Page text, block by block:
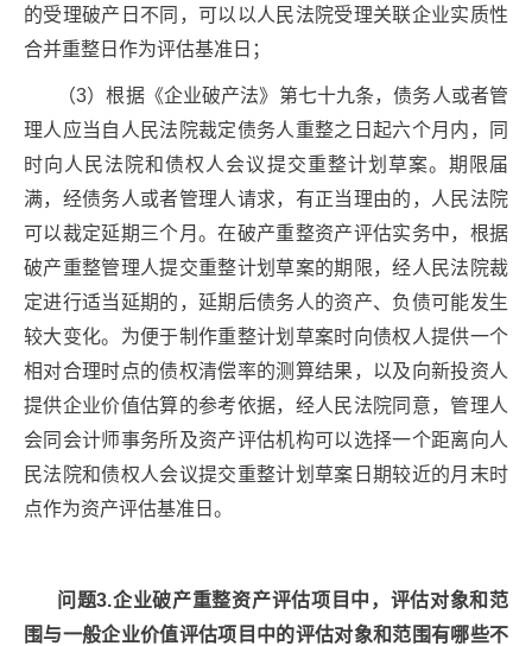
的受理破产日不同，可以以人民法院受理关联企业实质性
合并重整日作为评估基准日；
（3）根据《企业破产法》第七十九条，债务人或者管
理人应当自人民法院裁定债务人重整之日起六个月内，同
时向人民法院和债权人会议提交重整计划草案。期限届
满，经债务人或者管理人请求，有正当理由的，人民法院
可以裁定延期三个月。在破产重整资产评估实务中，根据
破产重整管理人提交重整计划草案的期限，经人民法院裁
定进行适当延期的，延期后债务人的资产、负债可能发生
较大变化。为便于制作重整计划草案时向债权人提供一个
相对合理时点的债权清偿率的测算结果，以及向新投资人
提供企业价值估算的参考依据，经人民法院同意，管理人
会同会计师事务所及资产评估机构可以选择一个距离向人
民法院和债权人会议提交重整计划草案日期较近的月末时
点作为资产评估基准日。
问题3.企业破产重整资产评估项目中，评估对象和范
围与一般企业价值评估项目中的评估对象和范围有哪些不